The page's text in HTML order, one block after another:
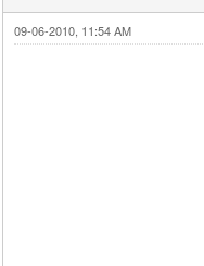
09-06-2010, 11:54 AM